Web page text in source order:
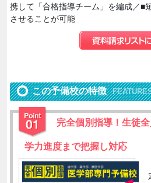
携して「合格指導チーム」を編成／■
させることが可能
この予備校の特徴
完全個別指導！生徒
学力進度まで把握し対応